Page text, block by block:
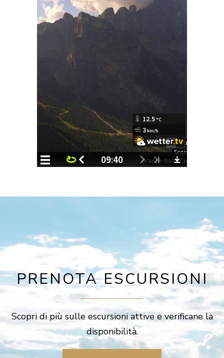
PRENOTA ESCURSIONI
Scopri di più sulle escursioni attive e verificane la
disponibilità.